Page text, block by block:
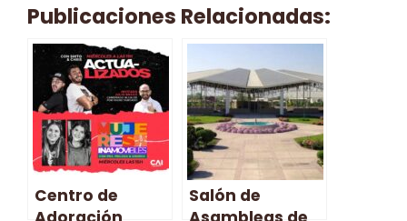
Publicaciones Relacionadas:
Centro de
Salón de